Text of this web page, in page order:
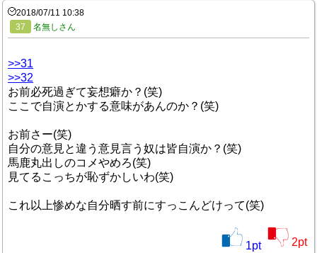
2018/07/11 10:38
37
名無しさん
>>31
>>32
お前必死過ぎて妄想癖か？(笑)
ここで自演とかする意味があんのか？(笑)
お前さー(笑)
自分の意見と違う意見言う奴は皆自演か？(笑)
馬鹿丸出しのコメやめろ(笑)
見てるこっちが恥ずかしいわ(笑)
これ以上惨めな自分晒す前にすっこんどけって(笑)
1pt 2pt